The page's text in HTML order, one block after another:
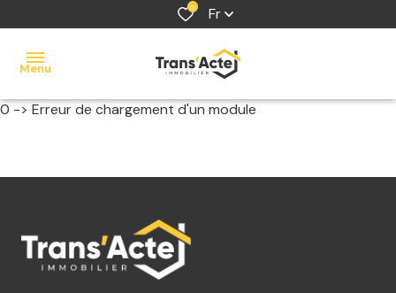
0 Fr
Menu
acheter
vendre
0 -> Erreur de chargement d'un module